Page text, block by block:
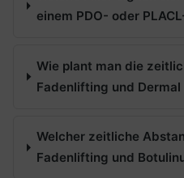
einem PDO- oder
Wie plant man die
Fadenlifting und Dermal
Welcher zeitliche
Fadenlifting und